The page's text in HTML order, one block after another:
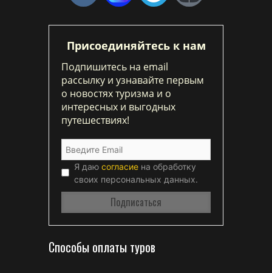
Присоединяйтесь к нам
Подпишитесь на email
рассылку и узнавайте первым
о новостях туризма и о
интересных и выгодных
путешествиях!
Я даю согласие на обработку
своих персональных данных.
Способы оплаты туров